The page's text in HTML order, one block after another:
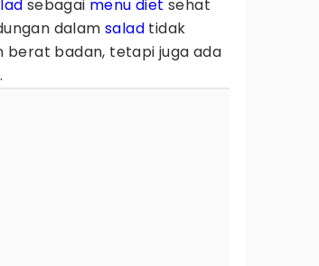
sebagai menu diet sehat
dalam salad tidak
berat badan, tetapi juga ada